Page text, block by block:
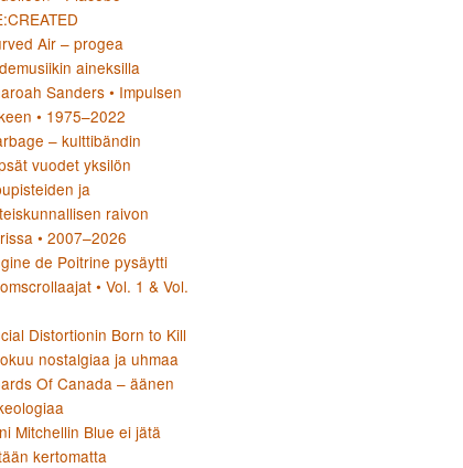
Air – progea
aineksilla
Sanders • Impulsen
• 1975–2022
– kulttibändin
vuodet yksilön
ja
raivon
• 2007–2026
de Poitrine pysäytti
• Vol. 1 & Vol.
Distortionin Born to Kill
nostalgiaa ja uhmaa
Of Canada – äänen
Mitchellin Blue ei jätä
kertomatta